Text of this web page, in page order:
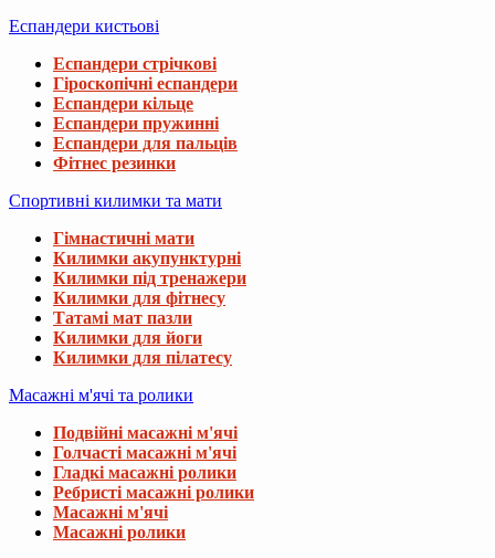
Еспандери кистьові
Еспандери стрічкові
Гіроскопічні еспандери
Еспандери кільце
Еспандери пружинні
Еспандери для пальців
Фітнес резинки
Спортивні килимки та мати
Гімнастичні мати
Килимки акупунктурні
Килимки під тренажери
Килимки для фітнесу
Татамі мат пазли
Килимки для йоги
Килимки для пілатесу
Масажні м'ячі та ролики
Подвійні масажні м'ячі
Голчасті масажні м'ячі
Гладкі масажні ролики
Ребристі масажні ролики
Масажні м'ячі
Масажні ролики